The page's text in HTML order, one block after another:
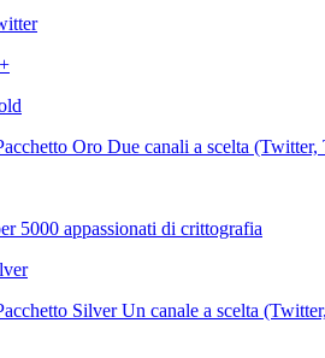
Oro Due canali a scelta
5000 appassionati di crittografia
Silver Un canale a scelta